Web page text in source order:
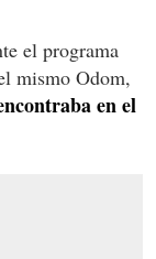
el programa
mismo Odom,
en el